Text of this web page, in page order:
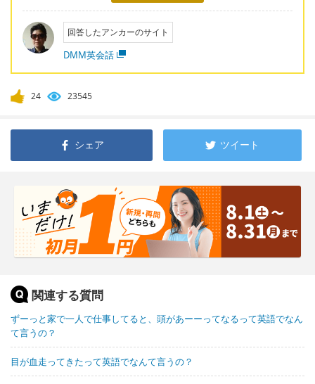
回答したアンカーのサイト
DMM英会話
24 23545
シェア ツイート
関連する質問
ずーっと家で一人で仕事してると、頭があーーってなるって英語でなん
て言うの？
目が血走ってきたって英語でなんて言うの？